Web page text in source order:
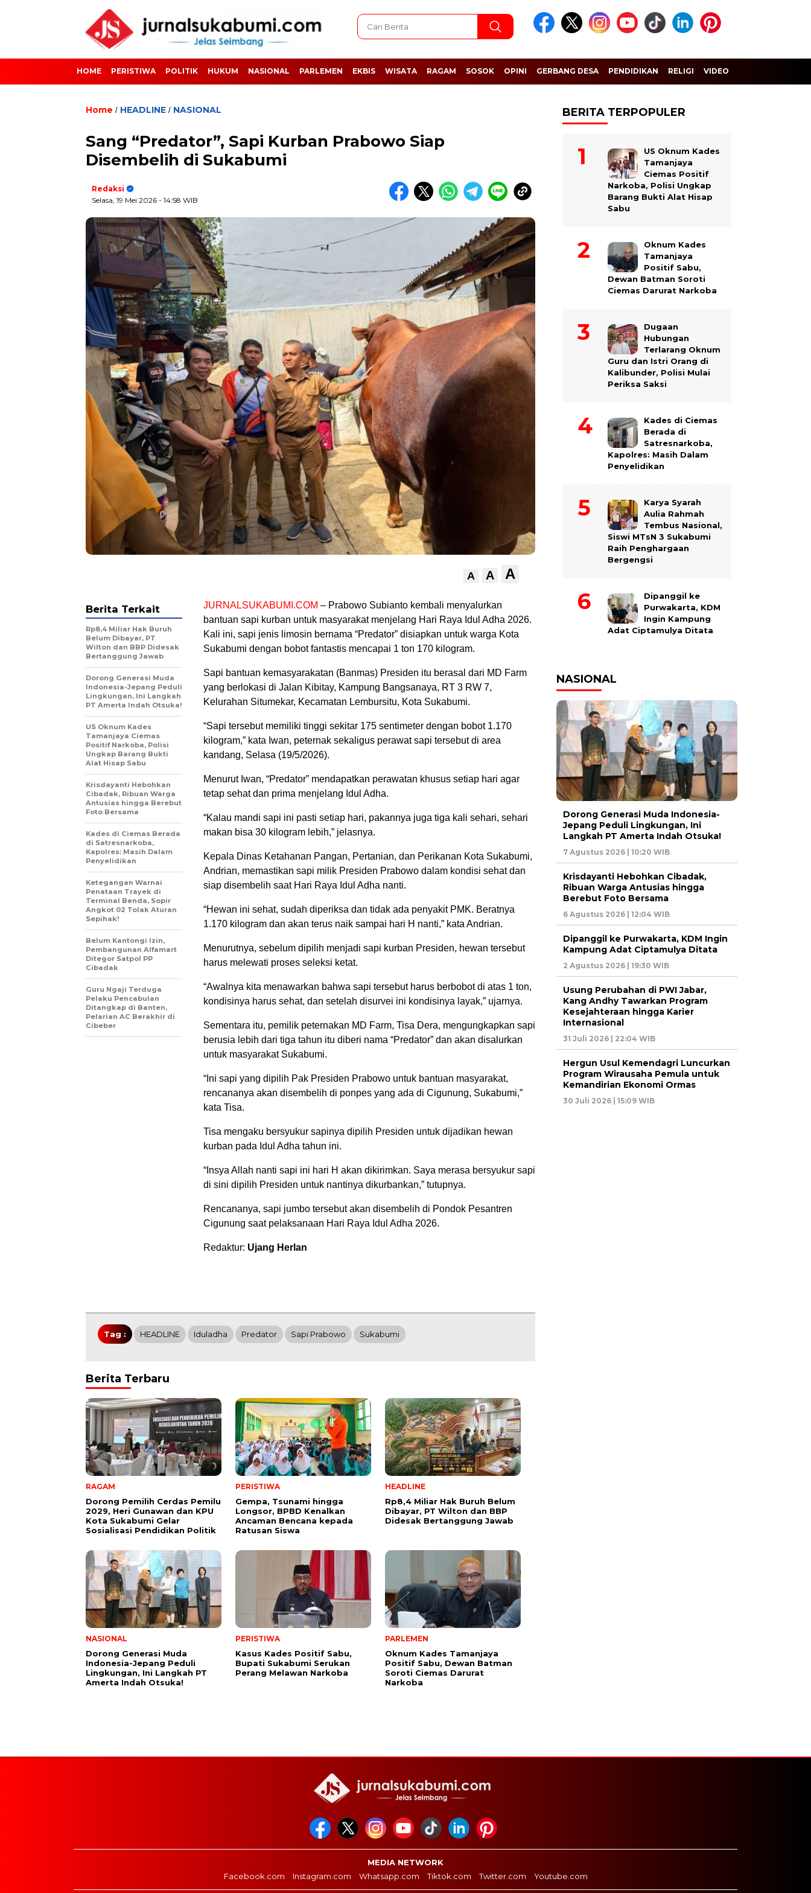
HOME PERISTIWA POLITIK HUKUM NASIONAL PARLEMEN EKBIS WISATA RAGAM SOSOK OPINI GERBANG DESA PENDIDIKAN RELIGI VIDEO
Home / HEADLINE / NASIONAL
Sang “Predator”, Sapi Kurban Prabowo Siap
Disembelih di Sukabumi
Redaksi
Selasa, 19 Mei 2026 - 14:58 WIB
A A A
JURNALSUKABUMI.COM – Prabowo Subianto kembali menyalurkan
bantuan sapi kurban untuk masyarakat menjelang Hari Raya Idul Adha 2026.
Kali ini, sapi jenis limosin bernama “Predator” disiapkan untuk warga Kota
Sukabumi dengan bobot fantastis mencapai 1 ton 170 kilogram.
Sapi bantuan kemasyarakatan (Banmas) Presiden itu berasal dari MD Farm
yang berlokasi di Jalan Kibitay, Kampung Bangsanaya, RT 3 RW 7,
Kelurahan Situmekar, Kecamatan Lembursitu, Kota Sukabumi.
“Sapi tersebut memiliki tinggi sekitar 175 sentimeter dengan bobot 1.170
kilogram,” kata Iwan, peternak sekaligus perawat sapi tersebut di area
kandang, Selasa (19/5/2026).
Menurut Iwan, “Predator” mendapatkan perawatan khusus setiap hari agar
tetap sehat dan prima menjelang Idul Adha.
“Kalau mandi sapi ini pasti setiap hari, pakannya juga tiga kali sehari, sehari
makan bisa 30 kilogram lebih,” jelasnya.
Kepala Dinas Ketahanan Pangan, Pertanian, dan Perikanan Kota Sukabumi,
Andrian, memastikan sapi milik Presiden Prabowo dalam kondisi sehat dan
siap disembelih saat Hari Raya Idul Adha nanti.
“Hewan ini sehat, sudah diperiksa dan tidak ada penyakit PMK. Beratnya
1.170 kilogram dan akan terus naik sampai hari H nanti,” kata Andrian.
Menurutnya, sebelum dipilih menjadi sapi kurban Presiden, hewan tersebut
harus melewati proses seleksi ketat.
“Awalnya kita menawarkan bahwa sapi tersebut harus berbobot di atas 1 ton,
kondisinya harus sehat, dan setelah disurvei ini kondisinya layak,” ujarnya.
Sementara itu, pemilik peternakan MD Farm, Tisa Dera, mengungkapkan sapi
berusia lebih dari tiga tahun itu diberi nama “Predator” dan akan disalurkan
untuk masyarakat Sukabumi.
“Ini sapi yang dipilih Pak Presiden Prabowo untuk bantuan masyarakat,
rencananya akan disembelih di ponpes yang ada di Cigunung, Sukabumi,”
kata Tisa.
Tisa mengaku bersyukur sapinya dipilih Presiden untuk dijadikan hewan
kurban pada Idul Adha tahun ini.
“Insya Allah nanti sapi ini hari H akan dikirimkan. Saya merasa bersyukur sapi
di sini dipilih Presiden untuk nantinya dikurbankan,” tutupnya.
Rencananya, sapi jumbo tersebut akan disembelih di Pondok Pesantren
Cigunung saat pelaksanaan Hari Raya Idul Adha 2026.
Redaktur: Ujang Herlan
Berita Terkait
Rp8,4 Miliar Hak Buruh
Belum Dibayar, PT
Wilton dan BBP Didesak
Bertanggung Jawab
Dorong Generasi Muda
Indonesia-Jepang Peduli
Lingkungan, Ini Langkah
PT Amerta Indah Otsuka!
US Oknum Kades
Tamanjaya Ciemas
Positif Narkoba, Polisi
Ungkap Barang Bukti
Alat Hisap Sabu
Krisdayanti Hebohkan
Cibadak, Ribuan Warga
Antusias hingga Berebut
Foto Bersama
Kades di Ciemas Berada
di Satresnarkoba,
Kapolres: Masih Dalam
Penyelidikan
Ketegangan Warnai
Penataan Trayek di
Terminal Benda, Sopir
Angkot 02 Tolak Aturan
Sepihak!
Belum Kantongi Izin,
Pembangunan Alfamart
Ditegor Satpol PP
Cibadak
Guru Ngaji Terduga
Pelaku Pencabulan
Ditangkap di Banten,
Pelarian AC Berakhir di
Cibeber
Tag : HEADLINE Iduladha Predator Sapi Prabowo Sukabumi
Berita Terbaru
RAGAM
Dorong Pemilih Cerdas Pemilu
2029, Heri Gunawan dan KPU
Kota Sukabumi Gelar
Sosialisasi Pendidikan Politik
PERISTIWA
Gempa, Tsunami hingga
Longsor, BPBD Kenalkan
Ancaman Bencana kepada
Ratusan Siswa
HEADLINE
Rp8,4 Miliar Hak Buruh Belum
Dibayar, PT Wilton dan BBP
Didesak Bertanggung Jawab
NASIONAL
Dorong Generasi Muda
Indonesia-Jepang Peduli
Lingkungan, Ini Langkah PT
Amerta Indah Otsuka!
PERISTIWA
Kasus Kades Positif Sabu,
Bupati Sukabumi Serukan
Perang Melawan Narkoba
PARLEMEN
Oknum Kades Tamanjaya
Positif Sabu, Dewan Batman
Soroti Ciemas Darurat
Narkoba
BERITA TERPOPULER
US Oknum Kades
Tamanjaya
Ciemas Positif
Narkoba, Polisi Ungkap
Barang Bukti Alat Hisap
Sabu
Oknum Kades
Tamanjaya
Positif Sabu,
Dewan Batman Soroti
Ciemas Darurat Narkoba
Dugaan
Hubungan
Terlarang Oknum
Guru dan Istri Orang di
Kalibunder, Polisi Mulai
Periksa Saksi
Kades di Ciemas
Berada di
Satresnarkoba,
Kapolres: Masih Dalam
Penyelidikan
Karya Syarah
Aulia Rahmah
Tembus Nasional,
Siswi MTsN 3 Sukabumi
Raih Penghargaan
Bergengsi
Dipanggil ke
Purwakarta, KDM
Ingin Kampung
Adat Ciptamulya Ditata
NASIONAL
Dorong Generasi Muda Indonesia-
Jepang Peduli Lingkungan, Ini
Langkah PT Amerta Indah Otsuka!
7 Agustus 2026 | 10:20 WIB
Krisdayanti Hebohkan Cibadak,
Ribuan Warga Antusias hingga
Berebut Foto Bersama
6 Agustus 2026 | 12:04 WIB
Dipanggil ke Purwakarta, KDM Ingin
Kampung Adat Ciptamulya Ditata
2 Agustus 2026 | 19:30 WIB
Usung Perubahan di PWI Jabar,
Kang Andhy Tawarkan Program
Kesejahteraan hingga Karier
Internasional
31 Juli 2026 | 22:04 WIB
Hergun Usul Kemendagri Luncurkan
Program Wirausaha Pemula untuk
Kemandirian Ekonomi Ormas
30 Juli 2026 | 15:09 WIB
MEDIA NETWORK
Facebook.com
Instagram.com Whatsapp.com Tiktok.com Twitter.com Youtube.com